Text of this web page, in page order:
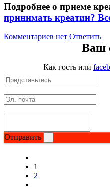
Подробнее о приеме
принимать креатин?
Комментариев нет Ответить
Ваш
Как гость или
Отправить
1
2